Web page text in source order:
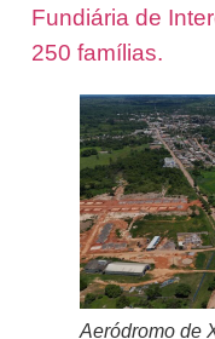
Fundiária de
250 famílias.
Aeródromo de